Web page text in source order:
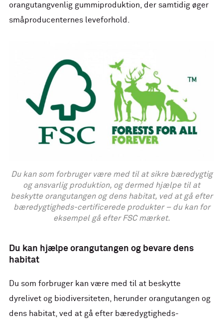
orangutangvenlig gummiproduktion, der samtidig øger
småproducenternes leveforhold.
Du kan som forbruger være med til at sikre bæredygtig
og ansvarlig produktion, og dermed hjælpe til at
beskytte orangutangen og dens habitat, ved at gå efter
bæredygtigheds-certificerede produkter – du kan for
eksempel gå efter FSC mærket.
Du kan hjælpe orangutangen og bevare dens
habitat
Du som forbruger kan være med til at beskytte
dyrelivet og biodiversiteten, herunder orangutangen og
dens habitat, ved at gå efter bæredygtigheds-